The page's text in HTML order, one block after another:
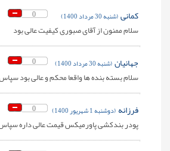
0 کمانی(شنبه 30 مرداد 1400)
سلام ممنون از آقای صبوری کیفیت عالی بود
0 جهانیان(شنبه 30 مرداد 1400)
سلام بسته بنده ها واقعا محکم و عالی بود
0 فرزانه (دوشنبه 1 شهریور 1400)
پودر بندکشی پاورمیکس قیمت عالی داره